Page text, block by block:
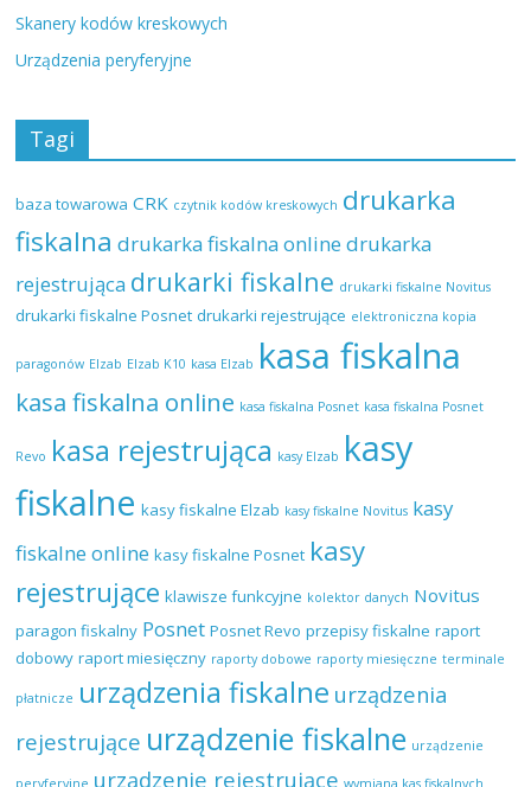
Skanery kodów kreskowych
Urządzenia peryferyjne
Tagi
baza towarowa CRK czytnik kodów kreskowych drukarka
fiskalna drukarka fiskalna online drukarka
rejestrująca drukarki fiskalne drukarki fiskalne Novitus
drukarki fiskalne Posnet drukarki rejestrujące elektroniczna kopia
paragonów Elzab Elzab K10 kasa Elzab kasa fiskalna
kasa fiskalna online kasa fiskalna Posnet kasa fiskalna Posnet
Revo kasa rejestrująca kasy Elzab kasy
fiskalne kasy fiskalne Elzab kasy fiskalne Novitus kasy
fiskalne online kasy fiskalne Posnet kasy
rejestrujące klawisze funkcyjne kolektor danych Novitus
paragon fiskalny Posnet Posnet Revo przepisy fiskalne raport
dobowy raport miesięczny raporty dobowe raporty miesięczne terminale
płatnicze urządzenia fiskalne urządzenia
rejestrujące urządzenie fiskalne urządzenie
urządzenie rejestrujące